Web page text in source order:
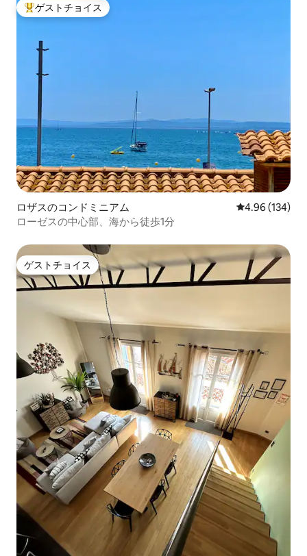
大好評のゲストチョイスです。
ゲストチョイス
ロザスのコンドミニアム レビュー134
4.96 (134)
ローゼスの中心部、海から徒歩1分
ゲストチョイス
ゲストチョイス